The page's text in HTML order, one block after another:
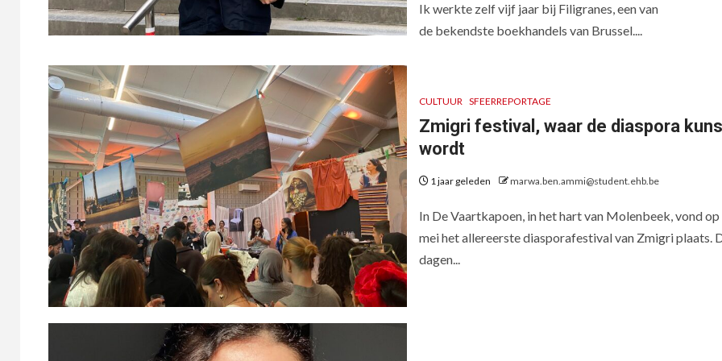
Ik werkte zelf vijf jaar bij Filigranes, een van
de bekendste boekhandels van Brussel....
CULTUUR SFEERREPORTAGE
Zmigri festival, waar de diaspora
wordt
1 jaar geleden marwa.ben.ammi@student.ehb.be
In De Vaartkapoen, in het hart van Molenbeek, vond
mei het allereerste diasporafestival van Zmigri plaats.
dagen...